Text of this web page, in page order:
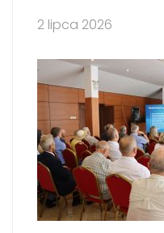
2 lipca 2026